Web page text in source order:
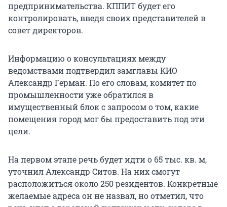
предпринимательства. КППИТ будет его
контролировать, введя своих представителей в
совет директоров.
Информацию о консультациях между
ведомствами подтвердил замглавы КИО
Александр Герман. По его словам, комитет по
промышленности уже обратился в
имущественный блок с запросом о том, какие
помещения город мог бы предоставить под эти
цели.
На первом этапе речь будет идти о 65 тыс. кв. м,
уточнил Александр Ситов. На них смогут
расположиться около 250 резидентов. Конкретные
желаемые адреса он не назвал, но отметил, что